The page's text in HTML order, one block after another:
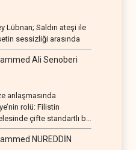
Lübnan; Saldırı ateşi ile
sessizliği arasında
Ali Senoberi
anlaşmasında
rolü: Filistin
çifte standartlı bir
NUREDDİN